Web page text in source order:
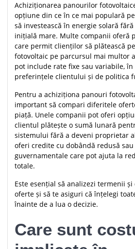
Achiziționarea panourilor
opțiune din ce în ce mai populară
să investească în energie solară
inițială mare. Multe companii oferă
care permit clienților să plătească
fotovoltaic pe parcursul mai multor
pot include rate fixe sau variabile,
preferințele clientului și de politica
Pentru a achiziționa panouri
important să compari diferitele
piață. Unele companii pot oferi
clientul plătește o sumă lunară
sistemului fără a deveni proprietar
oferi credite cu dobândă redusă
guvernamentale care pot ajuta la
totale.
Este esențial să analizezi termenii
oferte și să te asiguri că înțelegi
înainte de a lua o decizie.
Care sunt